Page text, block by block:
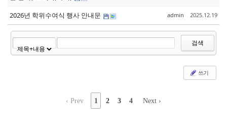
2026년 학위수여식 행사 안내문 admin 2025.12.19
검색
쓰기
‹ Prev 1 2 3 4 Next ›